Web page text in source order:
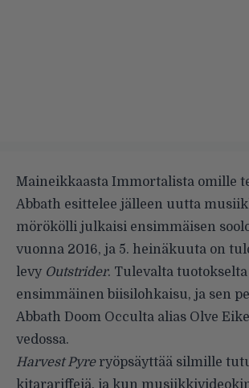
Maineikkaasta Immortalista omille
Abbath esittelee jälleen uutta
mörökölli julkaisi ensimmäisen
vuonna 2016, ja 5. heinäkuuta on
levy Outstrider. Tulevalta
ensimmäinen biisilohkaisu, ja sen
Abbath Doom Occulta alias Olve
vedossa.
Harvest Pyreryöpsäyttää silmille
kitarariffejä, ja kun